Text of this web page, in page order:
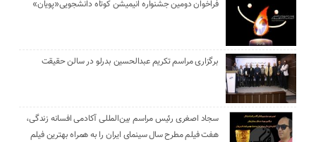
فراخوان دومین جشنواره انیمیشن کوتاه دانشجویی«پویان»
برگزاری مراسم تکریم عبدالحسین بدرلو در سالن حقیقت
سجاد اصغری رئیس مراسم بین‌المللی آکادمی افسانه زندگی،
هفت فیلم مطرح سال سینمای ایران را به همراه بهترین فیلم